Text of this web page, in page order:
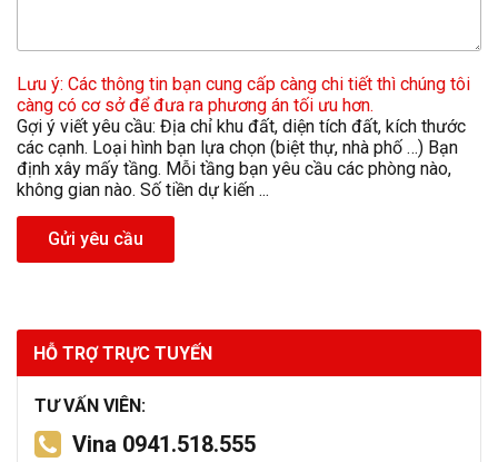
Lưu ý: Các thông tin bạn cung cấp càng chi tiết thì chúng tôi
càng có cơ sở để đưa ra phương án tối ưu hơn.
Gợi ý viết yêu cầu: Địa chỉ khu đất, diện tích đất, kích thước
các cạnh. Loại hình bạn lựa chọn (biệt thự, nhà phố …) Bạn
định xây mấy tầng. Mỗi tầng bạn yêu cầu các phòng nào,
không gian nào. Số tiền dự kiến ...
Gửi yêu cầu
HỖ TRỢ TRỰC TUYẾN
TƯ VẤN VIÊN:
Vina 0941.518.555